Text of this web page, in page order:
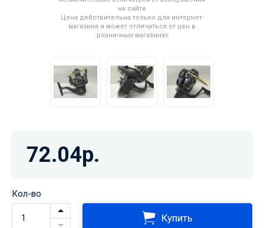
на сайте
Цена действительна только для интернет-
магазина и может отличаться от цен в
розничных магазинах
72.04р.
Кол-во
Купить